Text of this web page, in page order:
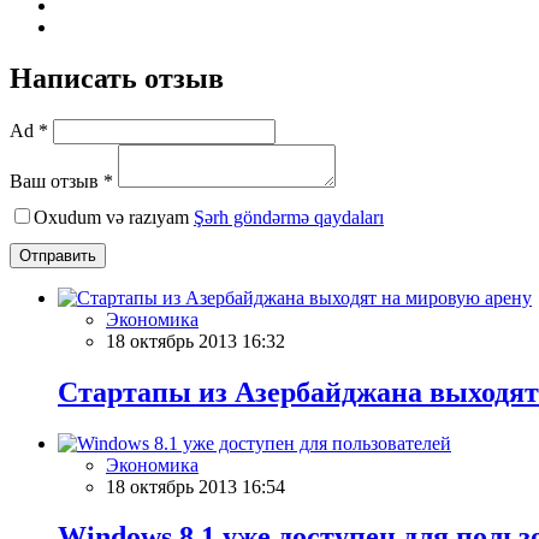
Написать отзыв
Ad *
Ваш отзыв *
Oxudum və razıyam Şərh göndərmə qaydaları
Отправить
Экономика
18 октябрь 2013 16:32
Cтартапы из Азербайджана
Экономика
18 октябрь 2013 16:54